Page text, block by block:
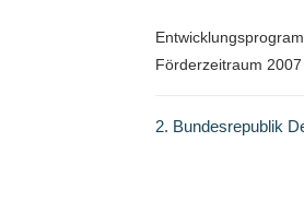
Förderzeitraum
2. Bundesrepublik